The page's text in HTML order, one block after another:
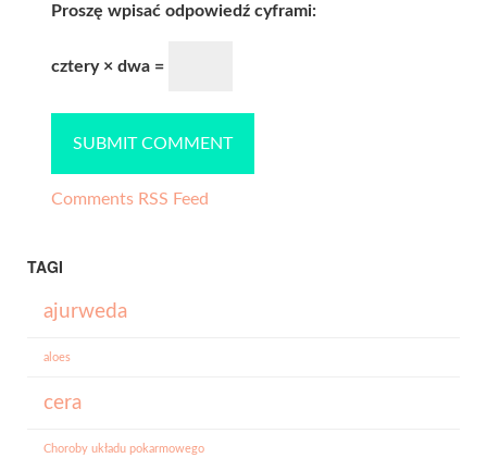
Proszę wpisać odpowiedź cyframi:
cztery × dwa =
Comments RSS Feed
TAGI
ajurweda
aloes
cera
Choroby układu pokarmowego